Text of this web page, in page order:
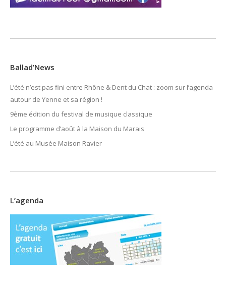
Ballad’News
L’été n’est pas fini entre Rhône & Dent du Chat : zoom sur l’agenda
autour de Yenne et sa région !
9ème édition du festival de musique classique
Le programme d’août à la Maison du Marais
L’été au Musée Maison Ravier
L’agenda